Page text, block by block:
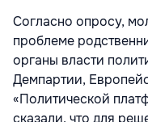
Согласно опросу,
проблеме
органы власти
Демпартии,
«Политической
сказали, что для